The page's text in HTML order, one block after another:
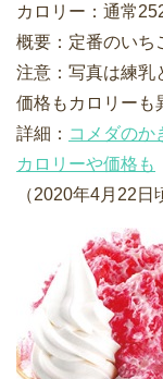
カロリー：通常
概要：定番のいち
注意：写真は練乳
価格もカロリーも
詳細： コメダのか
カロリーや価格も
（2020年4月22日